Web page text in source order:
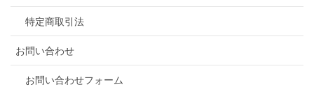
特定商取引法
お問い合わせ
お問い合わせフォーム